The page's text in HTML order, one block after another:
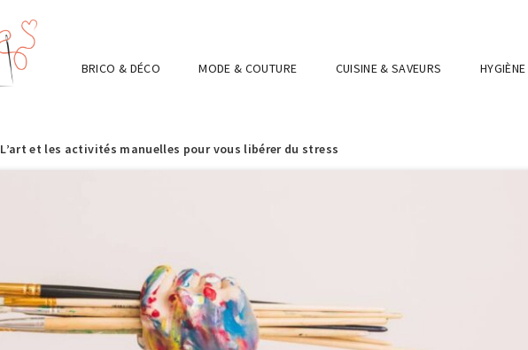
BRICO & DÉCO MODE & COUTURE CUISINE & SAVEURS
L’art et les activités manuelles pour vous libérer du stress